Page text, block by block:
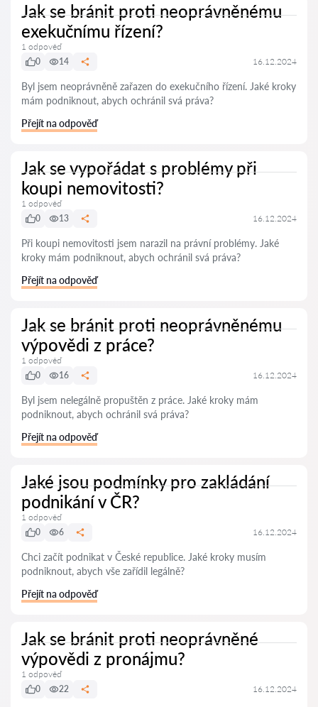
Jak se bránit proti neoprávněnému
exekučnímu řízení?
1 odpověď
0
14 16.12.2024
Byl jsem neoprávněně zařazen do exekučního řízení. Jaké kroky
mám podniknout, abych ochránil svá práva?
Přejít na odpověď
Jak se vypořádat s problémy při
koupi nemovitosti?
1 odpověď
0
13 16.12.2024
Při koupi nemovitosti jsem narazil na právní problémy. Jaké
kroky mám podniknout, abych ochránil svá práva?
Přejít na odpověď
Jak se bránit proti neoprávněnému
výpovědi z práce?
1 odpověď
0
16 16.12.2024
Byl jsem nelegálně propuštěn z práce. Jaké kroky mám
podniknout, abych ochránil svá práva?
Přejít na odpověď
Jaké jsou podmínky pro zakládání
podnikání v ČR?
1 odpověď
0
6 16.12.2024
Chci začít podnikat v České republice. Jaké kroky musím
podniknout, abych vše zařídil legálně?
Přejít na odpověď
Jak se bránit proti neoprávněné
výpovědi z pronájmu?
1 odpověď
0
22 16.12.2024